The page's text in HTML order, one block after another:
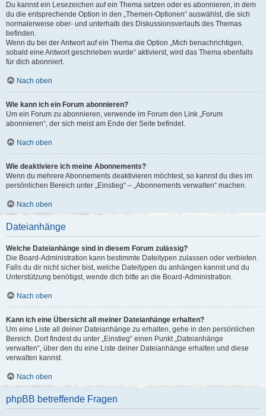
Du kannst ein Lesezeichen auf ein Thema setzen oder es abonnieren, in dem
du die entsprechende Option in den „Themen-Optionen“ auswählst, die sich
normalerweise ober- und unterhalb des Diskussionsverlaufs des Themas
befinden.
Wenn du bei der Antwort auf ein Thema die Option „Mich benachrichtigen,
sobald eine Antwort geschrieben wurde“ aktivierst, wird das Thema ebenfalls
für dich abonniert.
Nach oben
Wie kann ich ein Forum abonnieren?
Um ein Forum zu abonnieren, verwende im Forum den Link „Forum
abonnieren“, der sich meist am Ende der Seite befindet.
Nach oben
Wie deaktiviere ich meine Abonnements?
Wenn du mehrere Abonnements deaktivieren möchtest, so kannst du dies im
persönlichen Bereich unter „Einstieg“ – „Abonnements verwalten“ machen.
Nach oben
Dateianhänge
Welche Dateianhänge sind in diesem Forum zulässig?
Die Board-Administration kann bestimmte Dateitypen zulassen oder verbieten.
Falls du dir nicht sicher bist, welche Dateitypen du anhängen kannst und du
Unterstützung benötigst, wende dich bitte an die Board-Administration.
Nach oben
Kann ich eine Übersicht all meiner Dateianhänge erhalten?
Um eine Liste all deiner Dateianhänge zu erhalten, gehe in den persönlichen
Bereich. Dort findest du unter „Einstieg“ einen Punkt „Dateianhänge
verwalten“, über den du eine Liste deiner Dateianhänge erhalten und diese
verwalten kannst.
Nach oben
phpBB betreffende Fragen